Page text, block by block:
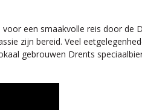
een smaakvolle reis door
zijn bereid. Veel
gebrouwen Drents